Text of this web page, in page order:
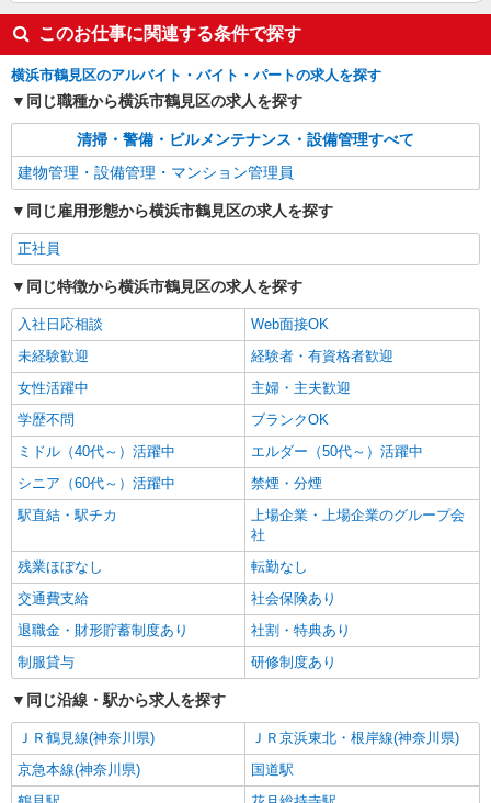
このお仕事に関連する条件で探す
横浜市鶴見区のアルバイト・バイト・パートの求人を探す
同じ職種から横浜市鶴見区の求人を探す
清掃・警備・ビルメンテナンス・設備管理すべて
建物管理・設備管理・マンション管理員
同じ雇用形態から横浜市鶴見区の求人を探す
正社員
同じ特徴から横浜市鶴見区の求人を探す
入社日応相談
Web面接OK
未経験歓迎
経験者・有資格者歓迎
女性活躍中
主婦・主夫歓迎
学歴不問
ブランクOK
ミドル（40代～）活躍中
エルダー（50代～）活躍中
シニア（60代～）活躍中
禁煙・分煙
駅直結・駅チカ
上場企業・上場企業のグループ会
社
残業ほぼなし
転勤なし
交通費支給
社会保険あり
退職金・財形貯蓄制度あり
社割・特典あり
制服貸与
研修制度あり
同じ沿線・駅から求人を探す
ＪＲ鶴見線(神奈川県)
ＪＲ京浜東北・根岸線(神奈川県)
京急本線(神奈川県)
国道駅